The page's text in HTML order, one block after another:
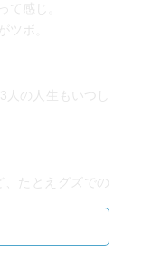
て感じ。
ツボ。
の人生もいつし
たとえグズでの
たんだね(何